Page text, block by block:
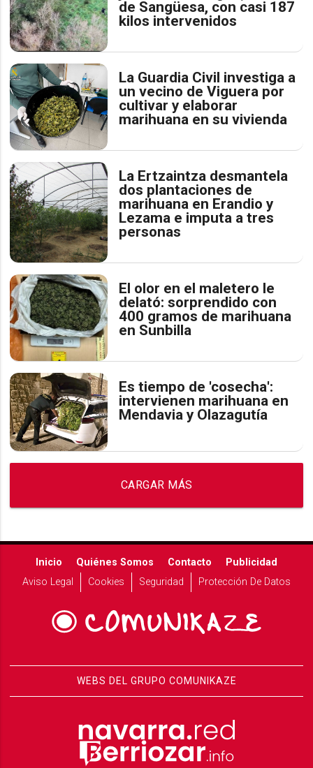
de Sangüesa, con casi 187
kilos intervenidos
La Guardia Civil investiga a
un vecino de Viguera por
cultivar y elaborar
marihuana en su vivienda
La Ertzaintza desmantela
dos plantaciones de
marihuana en Erandio y
Lezama e imputa a tres
personas
El olor en el maletero le
delató: sorprendido con
400 gramos de marihuana
en Sunbilla
Es tiempo de 'cosecha':
intervienen marihuana en
Mendavia y Olazagutía
CARGAR MÁS
Inicio Quiénes Somos Contacto
Publicidad
Aviso Legal
Cookies Seguridad Protección De Datos
WEBS DEL GRUPO COMUNIKAZE